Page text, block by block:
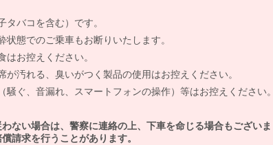
バコを含む）です。
態でのご乗車もお断りいたします。
お控えください。
汚れる、臭いがつく製品の使用はお控えください。
騒ぐ、音漏れ、スマートフォンの操作）等はお控えください
ない場合は、警察に連絡の上、下車を命じる場合もございま
請求を行うことがあります。